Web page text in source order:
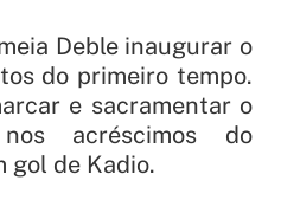
Deble inaugurar o
do primeiro tempo.
e sacramentar o
acréscimos do
gol de Kadio.